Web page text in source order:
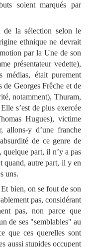
soient marqués par
de la sélection selon le
ethnique ne devrait
par la Une de son
présentateur vedette),
médias, était purement
de Georges Frêche et de
, notamment), Thuram,
s’est de plus exercée
Hugues), victime
allons-y d’une franche
de ce genre de
part, il n’y a pas
quand, autre part, il y en
uns.
bien, on se fout de son
pas, considérant
pas, non parce que
de ses "semblables" au
que ces querelles sont
aussi stupides occupent